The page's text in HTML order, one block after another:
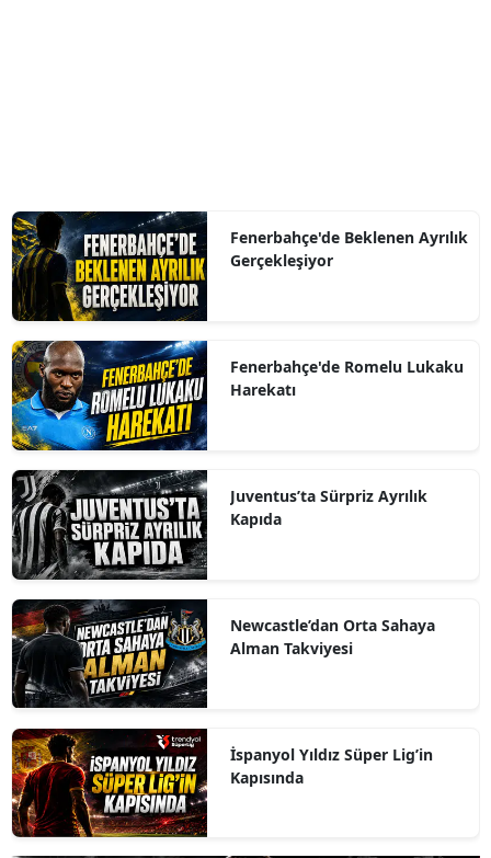
Fenerbahçe'de Beklenen Ayrılık
Gerçekleşiyor
Fenerbahçe'de Romelu Lukaku
Harekatı
Juventus’ta Sürpriz Ayrılık
Kapıda
Newcastle’dan Orta Sahaya
Alman Takviyesi
İspanyol Yıldız Süper Lig’in
Kapısında